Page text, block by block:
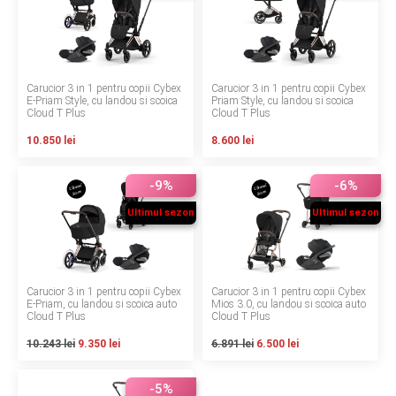
Termeni si conditii
Politica de confidentialitate
Politica de utilizare cookie-uri
Modalitati de plata
Politica de livrare si retur
Formular de retur
Garantia produselor
Instalare scaune/scoici auto
ANPC
Carucior 3 in 1 pentru copii Cybex
E-Priam Style, cu landou si scoica
Cloud T Plus
10.850 lei
Carucior 3 in 1 pentru copii Cybex
Priam Style, cu landou si scoica
Cloud T Plus
8.600 lei
-9%
Ultimul sezon
Carucior 3 in 1 pentru copii Cybex
E-Priam, cu landou si scoica auto
Cloud T Plus
10.243 lei 9.350 lei
-6%
Ultimul sezon
Carucior 3 in 1 pentru copii Cybex
Mios 3.0, cu landou si scoica auto
Cloud T Plus
6.891 lei 6.500 lei
-5%